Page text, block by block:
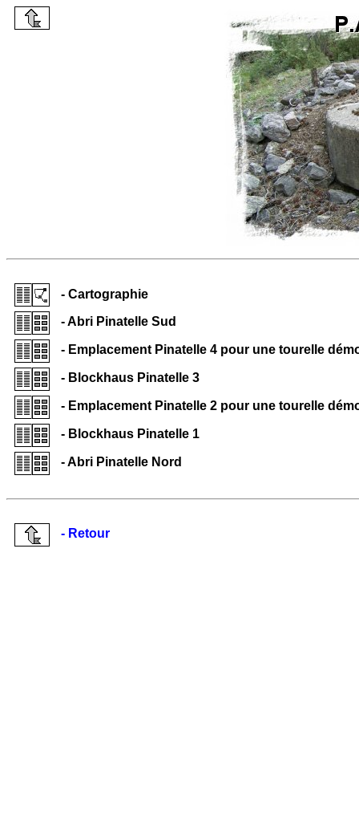
- Cartographie
- Abri Pinatelle Sud
- Emplacement Pinatelle 4 pour une tourelle
- Blockhaus Pinatelle 3
- Emplacement Pinatelle 2 pour une tourelle
- Blockhaus Pinatelle 1
- Abri Pinatelle Nord
- Retour